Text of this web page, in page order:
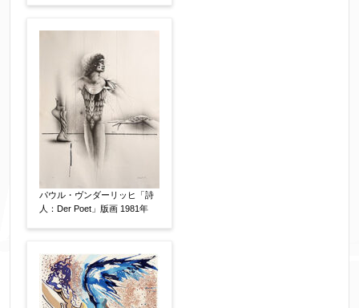
作品コンディション
その他 【任意】
パウル・ヴンダーリッヒ「詩
人：Der Poet」版画 1981年